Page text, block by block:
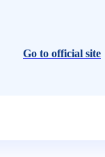
Go to official site